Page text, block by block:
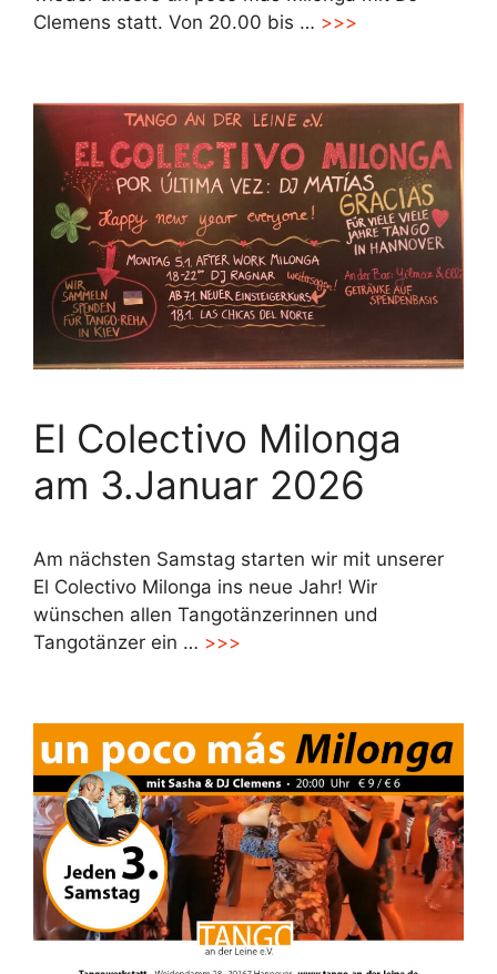
Clemens statt. Von 20.00 bis … >>>
El Colectivo Milonga
am 3.Januar 2026
Am nächsten Samstag starten wir mit unserer
El Colectivo Milonga ins neue Jahr! Wir
wünschen allen Tangotänzerinnen und
Tangotänzer ein … >>>